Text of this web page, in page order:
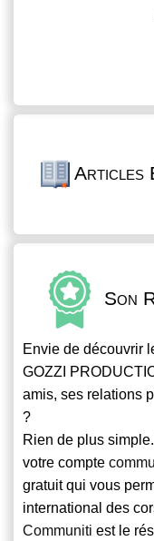
Articles
Son
Envie de découvrir
GOZZI
amis, ses relations
?
Rien de plus
votre compte
gratuit qui vous
international des
Communiti est le